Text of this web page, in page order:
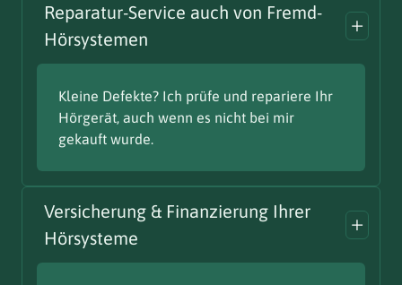
Reparatur-Service auch von Fremd-
Hörsystemen
Kleine Defekte? Ich prüfe und repariere Ihr
Hörgerät, auch wenn es nicht bei mir
gekauft wurde.
Versicherung & Finanzierung Ihrer
Hörsysteme